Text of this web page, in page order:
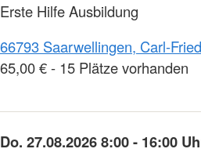
Erste Hilfe Ausbildung
66793 Saarwellingen, Carl-
65,00 € - 15 Plätze vorhanden
Do. 27.08.2026 8:00 - 16:00